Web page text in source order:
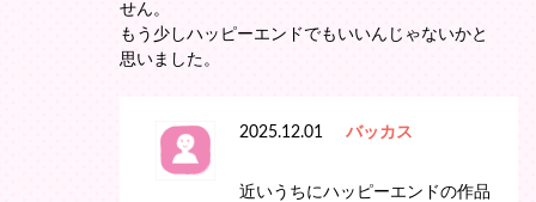
せん。
もう少しハッピーエンドでもいいんじゃないかと
思いました。
2025.12.01 バッカス
近いうちにハッピーエンドの作品